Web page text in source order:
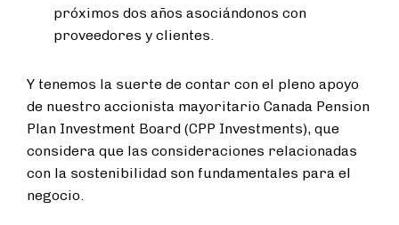
próximos dos años asociándonos con
proveedores y clientes.
Y tenemos la suerte de contar con el pleno apoyo
de nuestro accionista mayoritario Canada Pension
Plan Investment Board (CPP Investments), que
considera que las consideraciones relacionadas
con la sostenibilidad son fundamentales para el
negocio.